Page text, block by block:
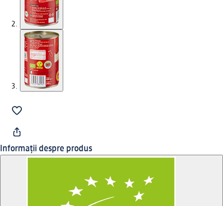
Informații despre produs